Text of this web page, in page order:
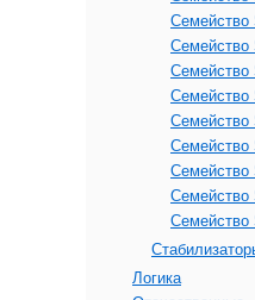
Семейство
Семейство
Семейство
Семейство
Семейство
Семейство
Семейство
Семейство
Семейство
Логика